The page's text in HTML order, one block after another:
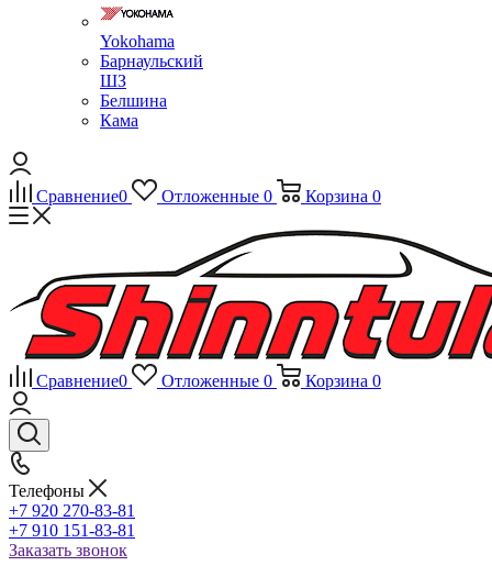
Yokohama
Барнаульский
ШЗ
Белшина
Кама
Сравнение0 Отложенные 0 Корзина 0
Сравнение0 Отложенные 0 Корзина 0
Телефоны
+7 920 270-83-81
+7 910 151-83-81
Заказать звонок